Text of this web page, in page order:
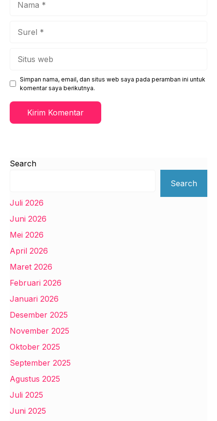
Simpan nama, email, dan situs web saya pada peramban ini untuk
komentar saya berikutnya.
Search
Search
Juli 2026
Juni 2026
Mei 2026
April 2026
Maret 2026
Februari 2026
Januari 2026
Desember 2025
November 2025
Oktober 2025
September 2025
Agustus 2025
Juli 2025
Juni 2025